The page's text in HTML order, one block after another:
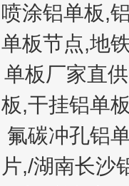
喷涂铝单板,
单板节点,地
单板厂家直
板,干挂铝单
氟碳冲孔铝
片,/湖南长沙